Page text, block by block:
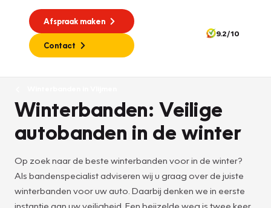
Afspraak maken
Contact
9.2/10
Winterbanden: Veilige
autobanden in de winter
Op zoek naar de beste winterbanden voor in de winter?
Als bandenspecialist adviseren wij u graag over de juiste
winterbanden voor uw auto. Daarbij denken we in eerste
instantie aan uw veiligheid. Een beijzelde weg is twee keer